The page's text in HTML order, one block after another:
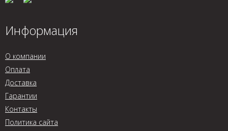
Информация
О компании
Оплата
Доставка
Гарантии
Контакты
Политика сайта